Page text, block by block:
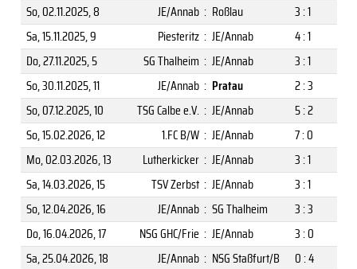
So, 02.11.2025, 8 JE/Annab : Roßlau
3 : 1
Sa, 15.11.2025, 9 Piesteritz : JE/Annab
4 : 1
Do, 27.11.2025, 5 SG Thalheim : JE/Annab
3 : 1
So, 30.11.2025, 11 JE/Annab : Pratau
2 : 3
So, 07.12.2025, 10 TSG Calbe e.V. : JE/Annab
5 : 2
So, 15.02.2026, 12 1.FC B/W : JE/Annab
7 : 0
Mo, 02.03.2026, 13 Lutherkicker : JE/Annab
3 : 1
Sa, 14.03.2026, 15 TSV Zerbst : JE/Annab
3 : 1
So, 12.04.2026, 16 JE/Annab : SG Thalheim
3 : 3
Do, 16.04.2026, 17 NSG GHC/Frie : JE/Annab
3 : 0
Sa, 25.04.2026, 18 JE/Annab : NSG Staßfurt/B
0 : 4